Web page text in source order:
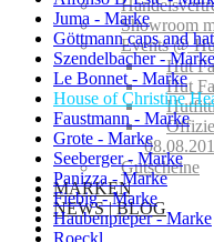
Showroom
Events @
Hut
Hut
Gutscheine
MARKEN
NEWS | BLOG
Juma - Marke
Göttmann caps and
Szendelbacher - Marke
Le Bonnet - Marke
House of Christine
Faustmann - Marke
Grote - Marke
Seeberger - Marke
Panizza - Marke
Fiebig - Marke
Haubenpieper - Marke
Roeckl